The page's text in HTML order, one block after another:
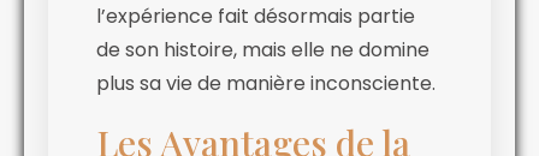
l’expérience fait désormais partie
de son histoire, mais elle ne domine
plus sa vie de manière inconsciente.
Les Avantages de la